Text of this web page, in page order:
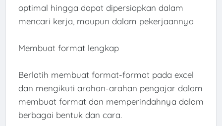
optimal hingga dapat dipersiapkan dalam
mencari kerja, maupun dalam pekerjaannya
Membuat format lengkap
Berlatih membuat format-format pada excel
dan mengikuti arahan-arahan pengajar dalam
membuat format dan memperindahnya dalam
berbagai bentuk dan cara.